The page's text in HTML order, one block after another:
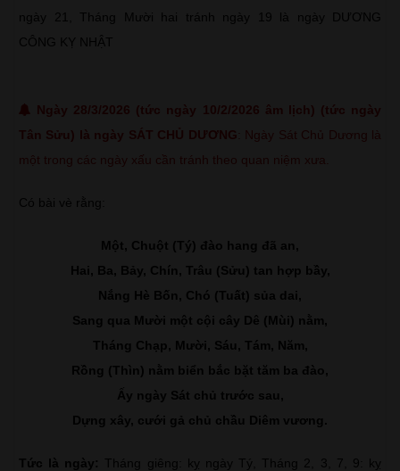
ngày 21, Tháng Mười hai tránh ngày 19 là ngày DƯƠNG
CÔNG KỴ NHẬT
Ngày 28/3/2026 (tức ngày 10/2/2026 âm lịch) (tức ngày
Tân Sửu) là ngày SÁT CHỦ DƯƠNG : Ngày Sát Chủ Dương là
một trong các ngày xấu cần tránh theo quan niệm xưa.
Có bài vè rằng:
Một, Chuột (Tý) đào hang đã an,
Hai, Ba, Bảy, Chín, Trâu (Sửu) tan hợp bầy,
Nắng Hè Bốn, Chó (Tuất) sủa dai,
Sang qua Mười một cội cây Dê (Mùi) nằm,
Tháng Chạp, Mười, Sáu, Tám, Năm,
Rồng (Thìn) nằm biển bắc bặt tăm ba đào,
Ấy ngày Sát chủ trước sau,
Dựng xây, cưới gả chủ chầu Diêm vương.
Tức là ngày: Tháng giêng: kỵ ngày Tý, Tháng 2, 3, 7, 9: kỵ